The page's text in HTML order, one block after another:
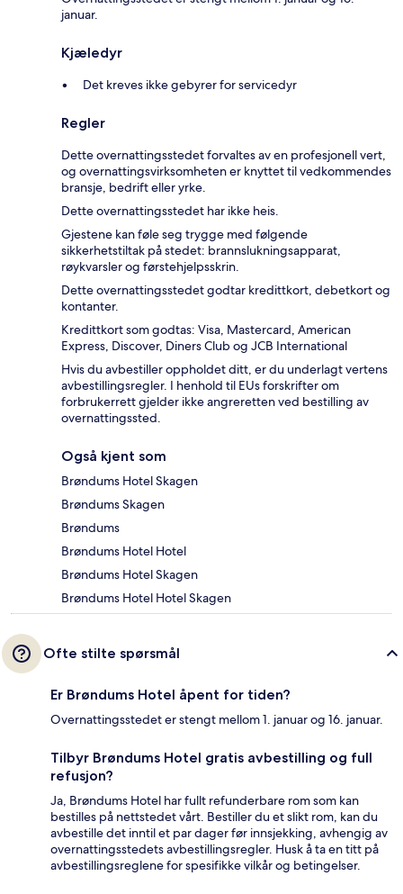
januar.
Kjæledyr
Det kreves ikke gebyrer for servicedyr
Regler
Dette overnattingsstedet forvaltes av en profesjonell vert,
og overnattingsvirksomheten er knyttet til vedkommendes
bransje, bedrift eller yrke.
Dette overnattingsstedet har ikke heis.
Gjestene kan føle seg trygge med følgende
sikkerhetstiltak på stedet: brannslukningsapparat,
røykvarsler og førstehjelpsskrin.
Dette overnattingsstedet godtar kredittkort, debetkort og
kontanter.
Kredittkort som godtas: Visa, Mastercard, American
Express, Discover, Diners Club og JCB International
Hvis du avbestiller oppholdet ditt, er du underlagt vertens
avbestillingsregler. I henhold til EUs forskrifter om
forbrukerrett gjelder ikke angreretten ved bestilling av
overnattingssted.
Også kjent som
Brøndums Hotel Skagen
Brøndums Skagen
Brøndums
Brøndums Hotel Hotel
Brøndums Hotel Skagen
Brøndums Hotel Hotel Skagen
Ofte stilte spørsmål
Er Brøndums Hotel åpent for tiden?
Overnattingsstedet er stengt mellom 1. januar og 16. januar.
Tilbyr Brøndums Hotel gratis avbestilling og full
refusjon?
Ja, Brøndums Hotel har fullt refunderbare rom som kan
bestilles på nettstedet vårt. Bestiller du et slikt rom, kan du
avbestille det inntil et par dager før innsjekking, avhengig av
overnattingsstedets avbestillingsregler. Husk å ta en titt på
avbestillingsreglene for spesifikke vilkår og betingelser.